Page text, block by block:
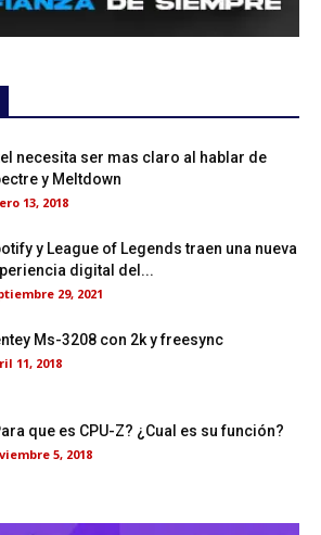
necesita ser mas claro al hablar de
y Meltdown
13, 2018
y League of Legends traen una nueva
digital del...
29, 2021
Ms-3208 con 2k y freesync
11, 2018
que es CPU-Z? ¿Cual es su función?
5, 2018